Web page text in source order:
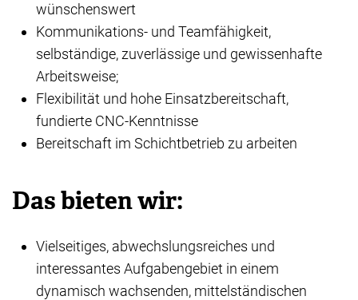
wünschenswert
Kommunikations- und Teamfähigkeit,
selbständige, zuverlässige und gewissenhafte
Arbeitsweise;
Flexibilität und hohe Einsatzbereitschaft,
fundierte CNC-Kenntnisse
Bereitschaft im Schichtbetrieb zu arbeiten
Das bieten wir:
Vielseitiges, abwechslungsreiches und
interessantes Aufgabengebiet in einem
dynamisch wachsenden, mittelständischen